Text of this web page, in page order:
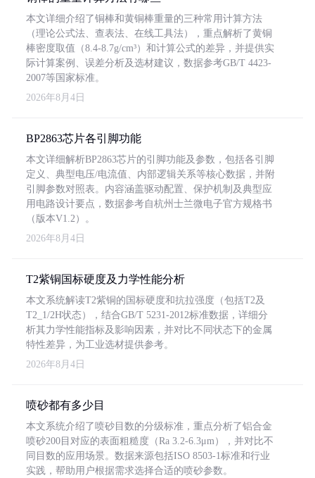
本文详细介绍了铜棒和黄铜棒重量的三种常用计算方法
（理论公式法、查表法、在线工具法），重点解析了黄铜
棒密度取值（8.4-8.7g/cm³）和计算公式的差异，并提供实
际计算案例、误差分析及选材建议，数据参考GB/T 4423-
2007等国家标准。
2026年8月4日
BP2863芯片各引脚功能
本文详细解析BP2863芯片的引脚功能及参数，包括各引脚
定义、典型电压/电流值、内部逻辑关系等核心数据，并附
引脚参数对照表。内容涵盖驱动配置、保护机制及典型应
用电路设计要点，数据参考自杭州士兰微电子官方规格书
（版本V1.2）。
2026年8月4日
T2紫铜国标硬度及力学性能分析
本文系统解读T2紫铜的国标硬度和抗拉强度（包括T2及
T2_1/2H状态），结合GB/T 5231-2012标准数据，详细分
析其力学性能指标及影响因素，并对比不同状态下的金属
特性差异，为工业选材提供参考。
2026年8月4日
喷砂都有多少目
本文系统介绍了喷砂目数的分级标准，重点分析了铝合金
喷砂200目对应的表面粗糙度（Ra 3.2-6.3μm），并对比不
同目数的应用场景。数据来源包括ISO 8503-1标准和行业
实践，帮助用户根据需求选择合适的喷砂参数。